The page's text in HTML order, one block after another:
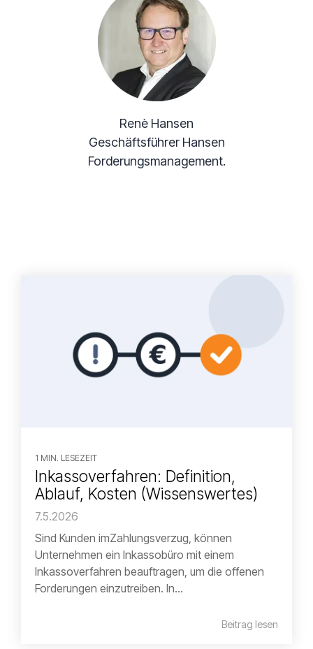
Renè Hansen
Geschäftsführer Hansen
Forderungsmanagement.
1 MIN. LESEZEIT
Inkassoverfahren: Definition,
Ablauf, Kosten (Wissenswertes)
7.5.2026
Sind Kunden imZahlungsverzug, können
Unternehmen ein Inkassobüro mit einem
Inkassoverfahren beauftragen, um die offenen
Forderungen einzutreiben. In...
Beitrag lesen